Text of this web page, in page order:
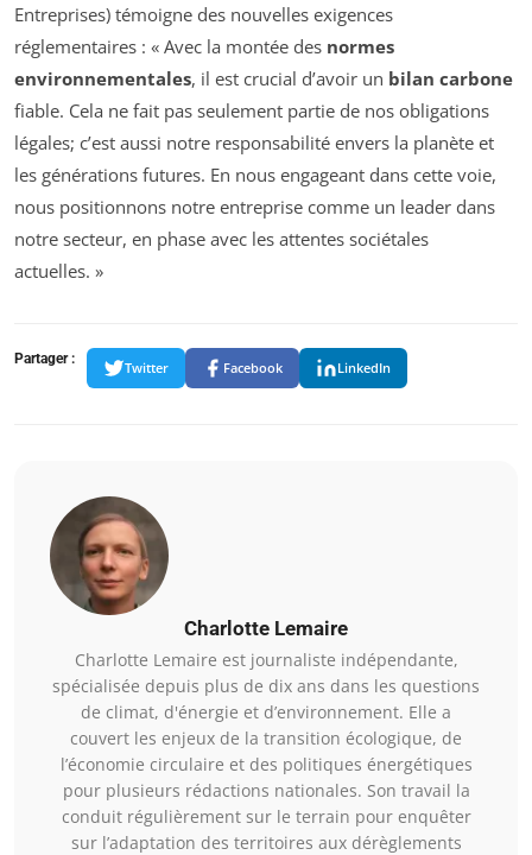
Entreprises) témoigne des nouvelles exigences
réglementaires : « Avec la montée des normes
environnementales, il est crucial d’avoir un bilan carbone
fiable. Cela ne fait pas seulement partie de nos obligations
légales; c’est aussi notre responsabilité envers la planète et
les générations futures. En nous engageant dans cette voie,
nous positionnons notre entreprise comme un leader dans
notre secteur, en phase avec les attentes sociétales
actuelles. »
Partager :
Twitter Facebook LinkedIn
Charlotte Lemaire
Charlotte Lemaire est journaliste indépendante,
spécialisée depuis plus de dix ans dans les questions
de climat, d'énergie et d’environnement. Elle a
couvert les enjeux de la transition écologique, de
l’économie circulaire et des politiques énergétiques
pour plusieurs rédactions nationales. Son travail la
conduit régulièrement sur le terrain pour enquêter
sur l’adaptation des territoires aux dérèglements